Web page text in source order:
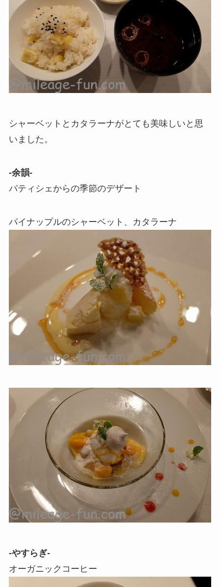
シャーベットとカタラーナがとても美味しいと思
いました。
-余韻-
パティシェからの季節のデザート
パイナップルのシャーベット、カタラーナ
-やすらぎ-
オーガニックコーヒー